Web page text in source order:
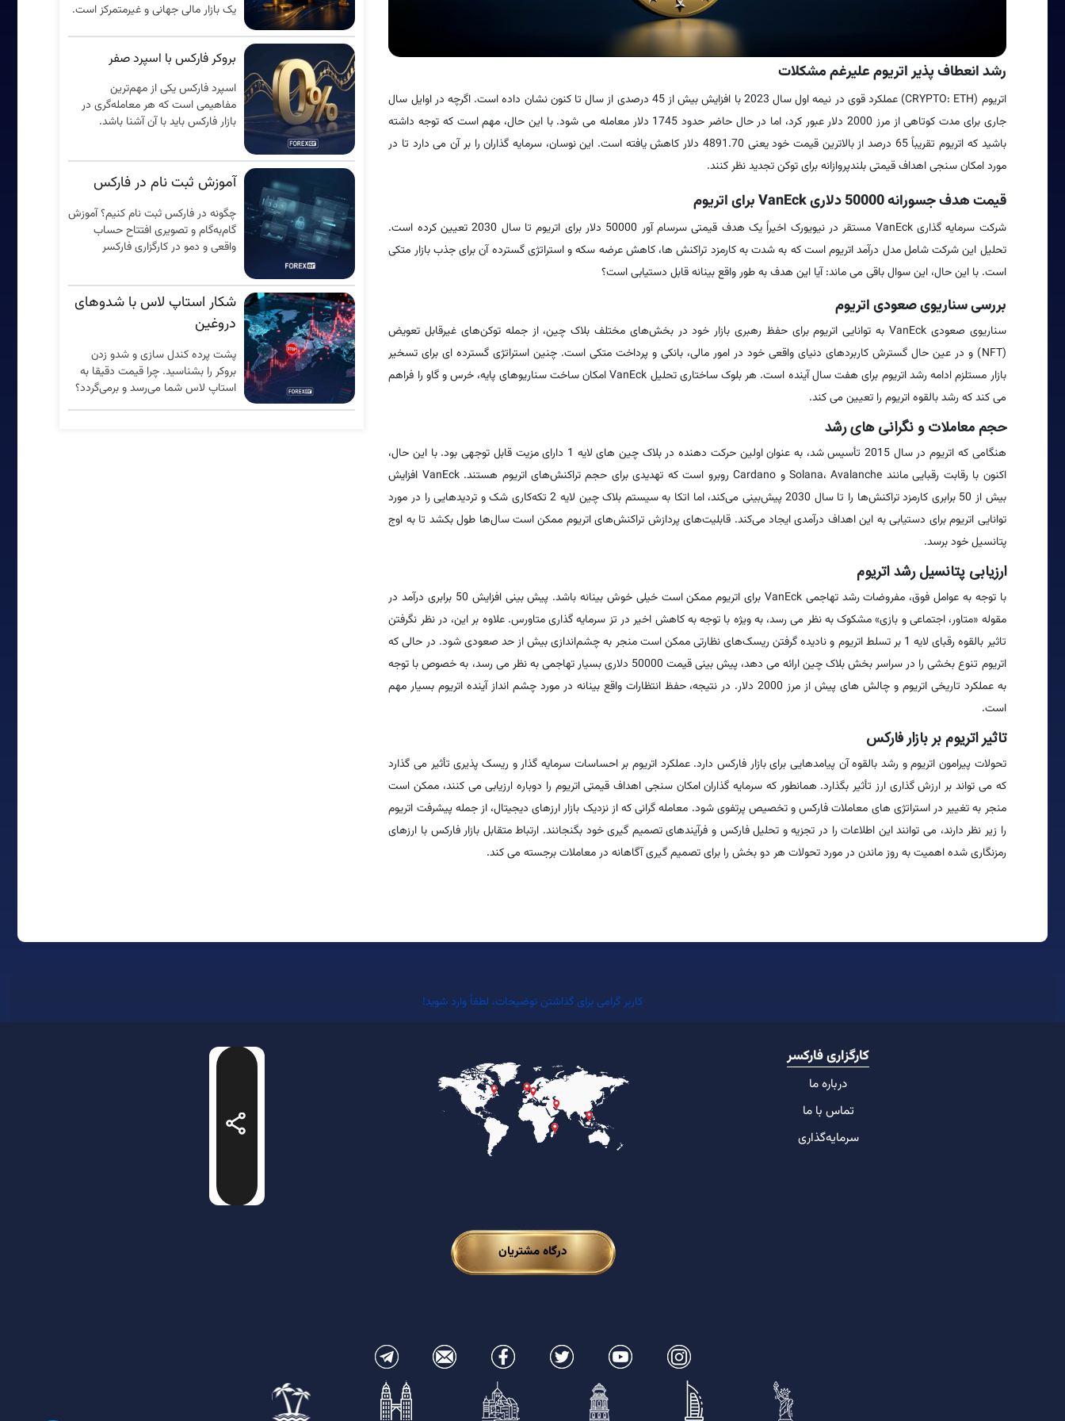
رشد انعطاف پذیر اتریوم علیرغم مشکلات
اتریوم (CRYPTO: ETH) عملکرد قوی در نیمه اول سال 2023 با افزایش بیش از 45 درصدی از سال تا کنون نشان داده است. اگرچه در اوایل سال
جاری برای مدت کوتاهی از مرز 2000 دلار عبور کرد، اما در حال حاضر حدود 1745 دلار معامله می شود. با این حال، مهم است که توجه داشته
باشید که اتریوم تقریباً 65 درصد از بالاترین قیمت خود یعنی 4891.70 دلار کاهش یافته است. این نوسان، سرمایه گذاران را بر آن می دارد تا در
مورد امکان سنجی اهداف قیمتی بلندپروازانه برای توکن تجدید نظر کنند.
قیمت هدف جسورانه 50000 دلاری VanEck برای اتریوم
شرکت سرمایه گذاری VanEck مستقر در نیویورک اخیراً یک هدف قیمتی سرسام آور 50000 دلار برای اتریوم تا سال 2030 تعیین کرده است.
تحلیل این شرکت شامل مدل درآمد اتریوم است که به شدت به کارمزد تراکنش ها، کاهش عرضه سکه و استراتژی گسترده آن برای جذب بازار متکی
است. با این حال، این سوال باقی می ماند: آیا این هدف به طور واقع بینانه قابل دستیابی است؟
بررسی سناریوی صعودی اتریوم
سناریوی صعودی VanEck به توانایی اتریوم برای حفظ رهبری بازار خود در بخش‌های مختلف بلاک چین، از جمله توکن‌های غیرقابل تعویض
(NFT) و در عین حال گسترش کاربردهای دنیای واقعی خود در امور مالی، بانکی و پرداخت متکی است. چنین استراتژی گسترده ای برای تسخیر
بازار مستلزم ادامه رشد اتریوم برای هفت سال آینده است. هر بلوک ساختاری تحلیل VanEck امکان ساخت سناریوهای پایه، خرس و گاو را فراهم
می کند که رشد بالقوه اتریوم را تعیین می کند.
حجم معاملات و نگرانی های رشد
هنگامی که اتریوم در سال 2015 تأسیس شد، به عنوان اولین حرکت دهنده در بلاک چین های لایه 1 دارای مزیت قابل توجهی بود. با این حال،
اکنون با رقابت رقبایی مانند Solana، Avalanche و Cardano روبرو است که تهدیدی برای حجم تراکنش‌های اتریوم هستند. VanEck افزایش
بیش از 50 برابری کارمزد تراکنش‌ها را تا سال 2030 پیش‌بینی می‌کند، اما اتکا به سیستم بلاک چین لایه 2 تکه‌کاری شک و تردیدهایی را در مورد
توانایی اتریوم برای دستیابی به این اهداف درآمدی ایجاد می‌کند. قابلیت‌های پردازش تراکنش‌های اتریوم ممکن است سال‌ها طول بکشد تا به اوج
پتانسیل خود برسد.
ارزیابی پتانسیل رشد اتریوم
با توجه به عوامل فوق، مفروضات رشد تهاجمی VanEck برای اتریوم ممکن است خیلی خوش بینانه باشد. پیش بینی افزایش 50 برابری درآمد در
مقوله «متاور، اجتماعی و بازی» مشکوک به نظر می رسد، به ویژه با توجه به کاهش اخیر در تز سرمایه گذاری متاورس. علاوه بر این، در نظر نگرفتن
تاثیر بالقوه رقبای لایه 1 بر تسلط اتریوم و نادیده گرفتن ریسک‌های نظارتی ممکن است منجر به چشم‌اندازی بیش از حد صعودی شود. در حالی که
اتریوم تنوع بخشی را در سراسر بخش بلاک چین ارائه می دهد، پیش بینی قیمت 50000 دلاری بسیار تهاجمی به نظر می رسد، به خصوص با توجه
به عملکرد تاریخی اتریوم و چالش های پیش از مرز 2000 دلار. در نتیجه، حفظ انتظارات واقع بینانه در مورد چشم انداز آینده اتریوم بسیار مهم
است.
تاثیر اتریوم بر بازار فارکس
تحولات پیرامون اتریوم و رشد بالقوه آن پیامدهایی برای بازار فارکس دارد. عملکرد اتریوم بر احساسات سرمایه گذار و ریسک پذیری تأثیر می گذارد
که می تواند بر ارزش گذاری ارز تأثیر بگذارد. همانطور که سرمایه گذاران امکان سنجی اهداف قیمتی اتریوم را دوباره ارزیابی می کنند، ممکن است
منجر به تغییر در استراتژی های معاملات فارکس و تخصیص پرتفوی شود. معامله گرانی که از نزدیک بازار ارزهای دیجیتال، از جمله پیشرفت اتریوم
را زیر نظر دارند، می توانند این اطلاعات را در تجزیه و تحلیل فارکس و فرآیندهای تصمیم گیری خود بگنجانند. ارتباط متقابل بازار فارکس با ارزهای
رمزنگاری شده اهمیت به روز ماندن در مورد تحولات هر دو بخش را برای تصمیم گیری آگاهانه در معاملات برجسته می کند.
یک بازار مالی جهانی و غیرمتمرکز است.
بروکر فارکس با اسپرد صفر
اسپرد فارکس یکی از مهم‌ترین
مفاهیمی است که هر معامله‌گری در
بازار فارکس باید با آن آشنا باشد.
آموزش ثبت نام در فارکس
چگونه در فارکس ثبت نام کنیم؟ آموزش
گام‌به‌گام و تصویری افتتاح حساب
واقعی و دمو در کارگزاری فارکسر
شکار استاپ لاس با شدوهای
دروغین
پشت پرده کندل سازی و شدو زدن
بروکر را بشناسید. چرا قیمت دقیقا به
استاپ لاس شما می‌رسد و برمی‌گردد؟
کاربر گرامی برای گذاشتن توضیحات، لطفاً وارد شوید!
کارگزاری فارکسر
درباره ما
تماس با ما
سرمایه‌گذاری
درگاه مشتریان